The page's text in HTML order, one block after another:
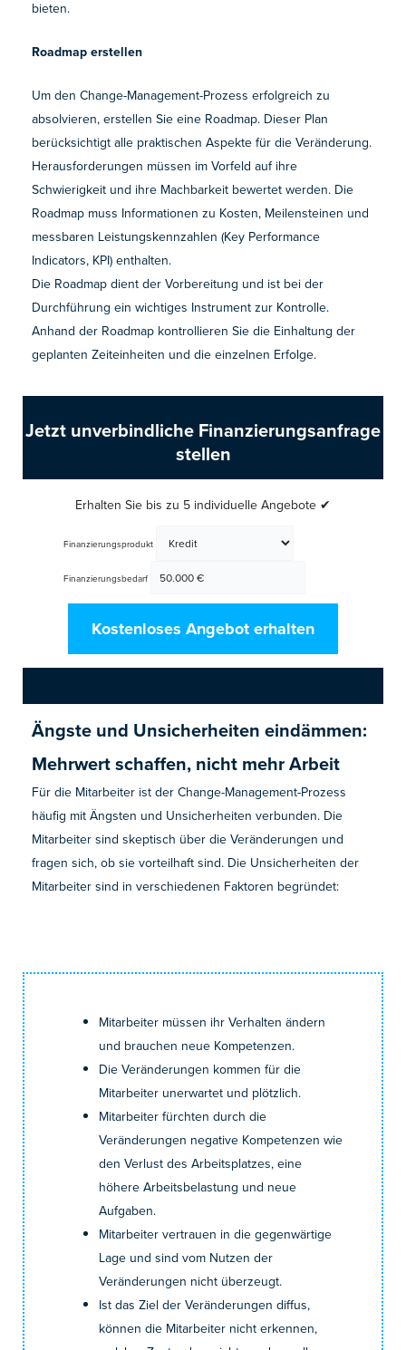
bieten.
Roadmap erstellen
Um den Change-Management-Prozess erfolgreich zu
absolvieren, erstellen Sie eine Roadmap. Dieser Plan
berücksichtigt alle praktischen Aspekte für die Veränderung.
Herausforderungen müssen im Vorfeld auf ihre
Schwierigkeit und ihre Machbarkeit bewertet werden. Die
Roadmap muss Informationen zu Kosten, Meilensteinen und
messbaren Leistungskennzahlen (Key Performance
Indicators, KPI) enthalten.
Die Roadmap dient der Vorbereitung und ist bei der
Durchführung ein wichtiges Instrument zur Kontrolle.
Anhand der Roadmap kontrollieren Sie die Einhaltung der
geplanten Zeiteinheiten und die einzelnen Erfolge.
Jetzt unverbindliche Finanzierungsanfrage
stellen
Erhalten Sie bis zu 5 individuelle Angebote ✔
Finanzierungsprodukt
Finanzierungsbedarf
Kostenloses Angebot erhalten
Ängste und Unsicherheiten eindämmen:
Mehrwert schaffen, nicht mehr Arbeit
Für die Mitarbeiter ist der Change-Management-Prozess
häufig mit Ängsten und Unsicherheiten verbunden. Die
Mitarbeiter sind skeptisch über die Veränderungen und
fragen sich, ob sie vorteilhaft sind. Die Unsicherheiten der
Mitarbeiter sind in verschiedenen Faktoren begründet:
Mitarbeiter müssen ihr Verhalten ändern
und brauchen neue Kompetenzen.
Die Veränderungen kommen für die
Mitarbeiter unerwartet und plötzlich.
Mitarbeiter fürchten durch die
Veränderungen negative Kompetenzen wie
den Verlust des Arbeitsplatzes, eine
höhere Arbeitsbelastung und neue
Aufgaben.
Mitarbeiter vertrauen in die gegenwärtige
Lage und sind vom Nutzen der
Veränderungen nicht überzeugt.
Ist das Ziel der Veränderungen diffus,
können die Mitarbeiter nicht erkennen,